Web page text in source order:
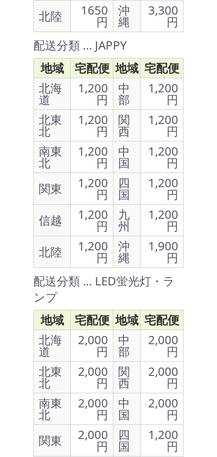
北陸
1650
円
沖
縄
3,300
円
配送分類 … JAPPY
地域
宅配便 地域 宅配便
北海
道
1,200
円
中
部
1,200
円
北東
北
1,200
円
関
西
1,200
円
南東
北
1,200
円
中
国
1,200
円
関東
1,200
円
四
国
1,200
円
信越
1,200
円
九
州
1,200
円
北陸
1,200
円
沖
縄
1,900
円
配送分類 … LED蛍光灯・ラ
ンプ
地域
宅配便 地域 宅配便
北海
道
2,000
円
中
部
2,000
円
北東
北
2,000
円
関
西
2,000
円
南東
北
2,000
円
中
国
2,000
円
関東
2,000
円
四
国
1,200
円